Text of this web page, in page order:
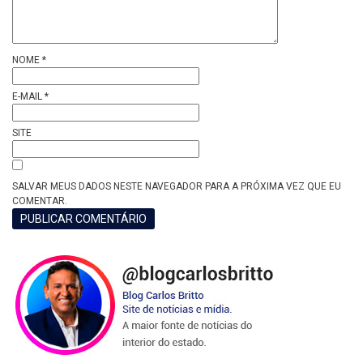
NOME *
E-MAIL *
SITE
SALVAR MEUS DADOS NESTE NAVEGADOR PARA A PRÓXIMA VEZ QUE EU
COMENTAR.